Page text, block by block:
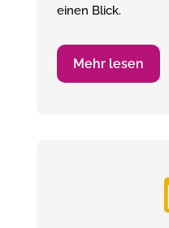
einen Blick.
Mehr lesen